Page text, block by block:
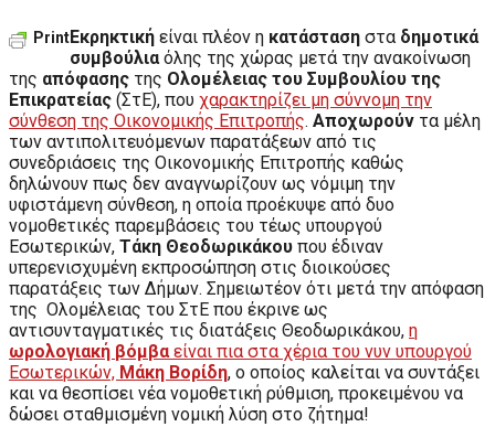
PrintΕκρηκτική είναι πλέον η κατάσταση στα δημοτικά
συμβούλιαόλης της χώρας μετά την ανακοίνωση
της απόφασης της Ολομέλειας του Συμβουλίου της
Επικρατείας (ΣτΕ), που χαρακτηρίζει μη σύννομη την
σύνθεση της Οικονομικής Επιτροπής. Αποχωρούν τα μέλη
των αντιπολιτευόμενων παρατάξεων από τις
συνεδριάσεις της Οικονομικής Επιτροπής καθώς
δηλώνουν πως δεν αναγνωρίζουν ως νόμιμη την
υφιστάμενη σύνθεση, η οποία προέκυψε από δυο
νομοθετικές παρεμβάσεις του τέως υπουργού
Εσωτερικών, Τάκη Θεοδωρικάκου που έδιναν
υπερενισχυμένη εκπροσώπηση στις διοικούσες
παρατάξεις των Δήμων. Σημειωτέον ότι μετά την απόφαση
της Ολομέλειας του ΣτΕ που έκρινε ως
αντισυνταγματικές τις διατάξεις Θεοδωρικάκου, η
ωρολογιακή βόμβαείναι πια στα χέρια του νυν υπουργού
Εσωτερικών, Μάκη Βορίδη, ο οποίος καλείται να συντάξει
και να θεσπίσει νέα νομοθετική ρύθμιση, προκειμένου να
δώσει σταθμισμένη νομική λύση στο ζήτημα!